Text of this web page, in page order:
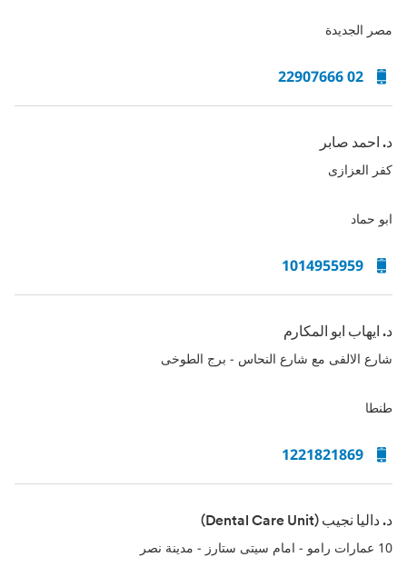
مصر الجديدة
02 22907666
د. احمد صابر
كفر العزازى
ابو حماد
1014955959
د. ايهاب ابو المكارم
شارع الالفى مع شارع النحاس - برج الطوخى
طنطا
1221821869
د. داليا نجيب (Dental Care Unit)
10 عمارات رامو - امام سيتى ستارز - مدينة نصر